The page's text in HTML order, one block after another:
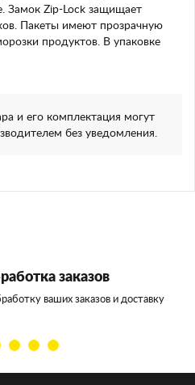
Замок Zip-Lock защищает
Пакеты имеют прозрачную
продуктов. В упаковке
и его комплектация могут
без уведомления.
заказов
ваших заказов и доставку